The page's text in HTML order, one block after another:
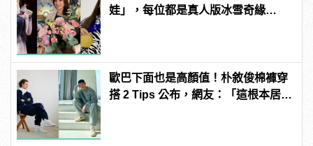
娃」，每位都是真人版冰雪奇緣
歐巴下面也是高顏值！朴敘俊棉褲穿
搭 2 Tips 公布，網友：「這根本居家